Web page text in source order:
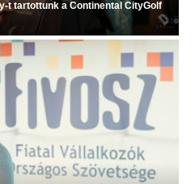
t tartottunk a Continental CityGolf